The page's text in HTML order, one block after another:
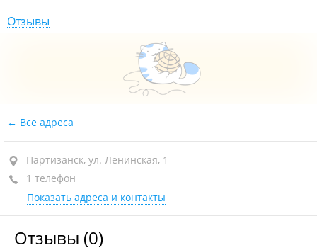
Отзывы
Все адреса
Партизанск, ул. Ленинская, 1
1 телефон
Показать адреса и контакты
Отзывы (0)